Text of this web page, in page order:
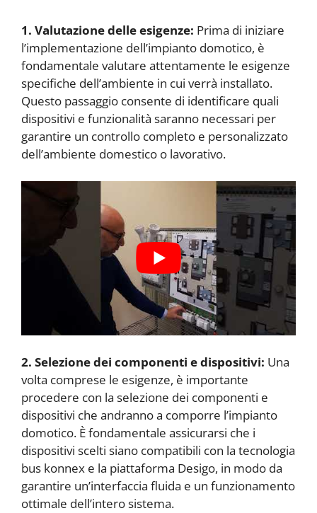
1. Valutazione delle esigenze: Prima di iniziare
l’implementazione dell’impianto domotico, è
fondamentale valutare attentamente le esigenze
specifiche dell’ambiente in cui verrà installato.
Questo passaggio consente di identificare quali
dispositivi e funzionalità saranno necessari per
garantire un controllo completo e personalizzato
dell’ambiente domestico o lavorativo.
2. Selezione dei componenti e dispositivi: Una
volta comprese le esigenze, è importante
procedere con la selezione dei componenti e
dispositivi che andranno a comporre l’impianto
domotico. È fondamentale assicurarsi che i
dispositivi scelti siano compatibili con la tecnologia
bus konnex e la piattaforma Desigo, in modo da
garantire un’interfaccia fluida e un funzionamento
ottimale dell’intero sistema.